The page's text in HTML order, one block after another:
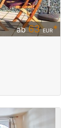
ab63 EUR*